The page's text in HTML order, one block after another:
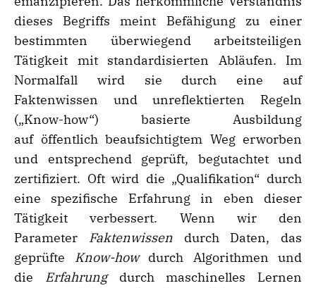
dieses Begriffs meint Befähigung zu einer
bestimmten überwiegend arbeitsteiligen
Tätigkeit mit standardisierten Abläufen. Im
Normalfall wird sie durch eine auf
Faktenwissen und unreflektierten Regeln
(„Know-how“) basierte Ausbildung
auf öffentlich beaufsichtigtem Weg erworben
und entsprechend geprüft, begutachtet und
zertifiziert. Oft wird die „Qualifikation“ durch
eine spezifische Erfahrung in eben dieser
Tätigkeit verbessert. Wenn wir den
Parameter Faktenwissendurch Daten, das
geprüfte Know-howdurch Algorithmen und
die Erfahrungdurch maschinelles Lernen